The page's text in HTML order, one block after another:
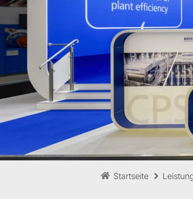
Startseite